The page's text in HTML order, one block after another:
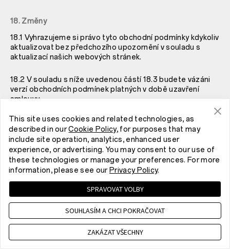
18. Změny
18.1 Vyhrazujeme si právo tyto obchodní podmínky kdykoliv
aktualizovat bez předchozího upozornění v souladu s
aktualizací našich webových stránek.
18.2 V souladu s níže uvedenou částí18.3 budete vázáni
verzí obchodních podmínek platných v době uzavření
smlouvy.
18.3 Společnost OnePlus může být požádána, aby změnila
obchodní podmínky, kterým podléháte, z následujících
důvodů:
(A) kdy jsme povinni provést takové změny podle platných
zákonů nebo předpisů; a/nebo
(B) kdy vás upozorníme na změnu těchto obchodních
podmínek před přijetím vaší objednávky a vy nám
neoznámíte, že tyto podmínky nepřijímáte.
This site uses cookies and related technologies, as
described in ourCookie Policy, for purposes that may
include site operation, analytics, enhanced user
experience, or advertising. You may consent to our use of
these technologies or manage your preferences. For more
information, please see our Privacy Policy.
SPRAVOVAT VOLBY
SOUHLASÍM A CHCI POKRAČOVAT
ZAKÁZAT VŠECHNY